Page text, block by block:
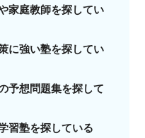
家庭教師を探してい
に強い塾を探してい
予想問題集を探して
習塾を探している